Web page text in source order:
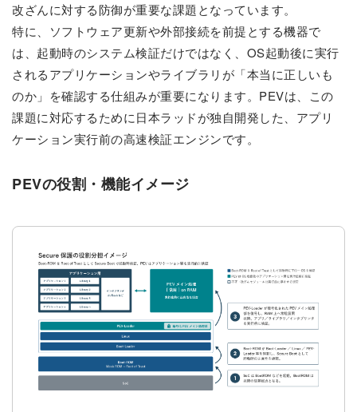
改ざんに対する防御が重要な課題となっています。
特に、ソフトウェア更新や外部接続を前提とする機器で
は、起動時のシステム検証だけではなく、OS起動後に実行
されるアプリケーションやライブラリが「本当に正しいも
のか」を確認する仕組みが重要になります。PEVは、この
課題に対応するために日本ラッドが独自開発した、アプリ
ケーション実行前の高速検証エンジンです。
PEVの役割・機能イメージ